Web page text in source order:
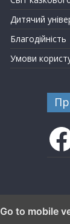
Дитячий
Благодійність
Умови
Go to mobile